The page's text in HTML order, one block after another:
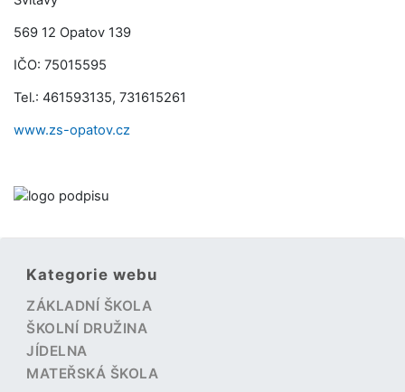
569 12 Opatov 139
IČO: 75015595
Tel.: 461593135, 731615261
www.zs-opatov.cz
Kategorie webu
ZÁKLADNÍ ŠKOLA
ŠKOLNÍ DRUŽINA
JÍDELNA
MATEŘSKÁ ŠKOLA